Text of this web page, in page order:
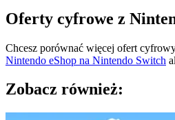
Oferty cyfrowe z
Chcesz porównać więcej ofert
Nintendo eShop na Nintendo Switch
Zobacz również: